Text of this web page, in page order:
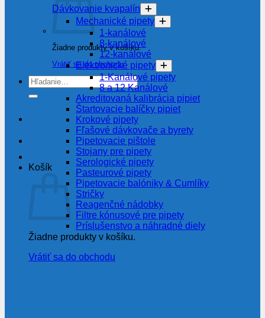
Žiadne produkty v košíku.
Vrátiť sa do obchodu
Hľadať:
Košík
Žiadne produkty v košíku.
Vrátiť sa do obchodu
Dávkovanie kvapalín
Mechanické pipety
1-kanálové
8-kanálové
12-kanálové
Elektronické pipety
1-Kanálové pipety
8 a 12 Kanálové
Akreditovaná kalibrácia pipiet
Štartovacie balíčky pipiet
Krokové pipety
Fľašové dávkovače a byrety
Pipetovacie pištole
Stojany pre pipety
Serologické pipety
Pasteurové pipety
Pipetovacie balóniky & Cumlíky
Stričky
Reagenčné nádobky
Filtre kónusové pre pipety
Príslušenstvo a náhradné diely